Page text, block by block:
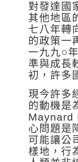
對發達國
其他地區
七八年轉
的政策一
一九九○
準與成長
初，許多
現今許多
的動機是
Maynard
心問題是
可能讓公
樣地，行